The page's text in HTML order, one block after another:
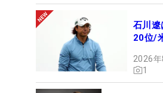
石川
20位/
2026
1